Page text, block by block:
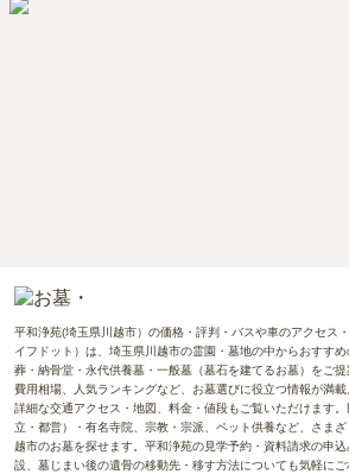
平和浄苑(埼玉県川越市）の価格・評判・バスや車のアクセス
イフドット）は、埼玉県川越市の霊園・墓地の中からおすす
葬・納骨堂・永代供養墓・一般墓（墓石を建てるお墓）をご提
費用相場、人気ランキングなど、お墓選びに役立つ情報が満載
詳細な交通アクセス・地図、料金・値段もご覧いただけます
立・都営）・有名寺院、宗教・宗派、ペット供養など、さまざ
越市のお墓を探せます。平和浄苑の見学予約・資料請求の申
設、墓じまい後の遺骨の移動先・移す方法についても気軽にご